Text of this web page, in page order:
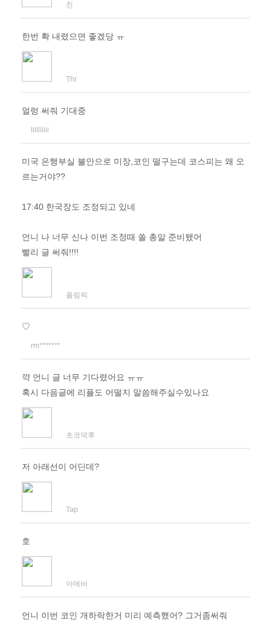
친
한번 확 내렸으면 좋겠당 ㅠ
Thr
얼렁 써줘 기대중
lilllliiii
미국 은행부실 불안으로 미장,코인 떨구는데 코스피는 왜 오
르는거야??
17:40 한국장도 조정되고 있네
언니 나 너무 신나 이번 조정때 쏠 총알 준비됐어
빨리 글 써줘!!!!
올림픽
♡
rm*******
꺅 언니 글 너무 기다렸어요 ㅠㅠ
혹시 다음글에 리플도 어떨지 말씀해주실수있나요
초코덕후
저 아래선이 어딘데?
Tap
호
아메바
언니 이번 코인 개하락한거 미리 예측했어? 그거좀써줘